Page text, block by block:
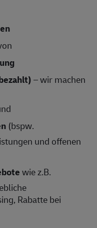
– wir machen
(bspw.
und offenen
wie z.B.
Rabatte bei